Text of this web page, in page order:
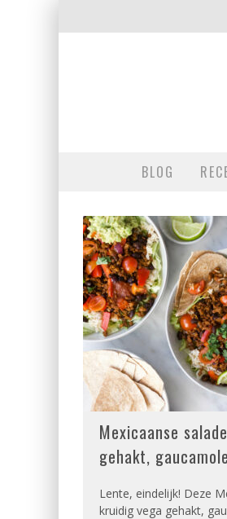
BLOG
Mexicaanse
gehakt,
Lente, eindelijk! Deze
kruidig vega gehakt,